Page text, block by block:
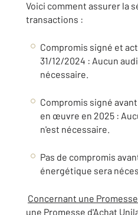
Voici comment assurer la
transactions :
Compromis signé et
31/12/2024 : Aucun
nécessaire.
Compromis signé avant
en œuvre en 2025 :
n'est nécessaire.
Pas de compromis
énergétique sera
Concernant une
une Promesse d'Achat